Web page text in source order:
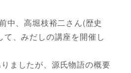
中、高堀枝裕二さん(歴史
て、みだしの講座を開催し
ましたが、源氏物語の概要